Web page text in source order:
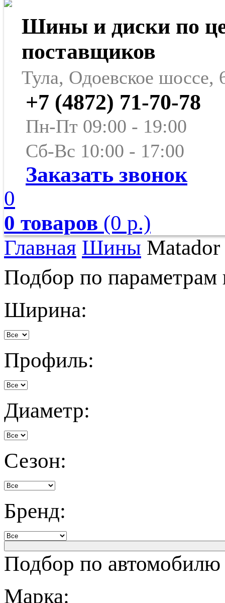
Шины и диски по
поставщиков
Тула, Одоевское шоссе,
+7 (4872) 71-70-78
Пн-Пт 09:00 - 19:00
Сб-Вс 10:00 - 17:00
Заказать звонок
0
0 товаров (0 р.)
Главная Шины Matador
Подбор по
Ширина:
Профиль:
Диаметр:
Сезон:
Бренд:
Подбор по автомобилю
Марка: